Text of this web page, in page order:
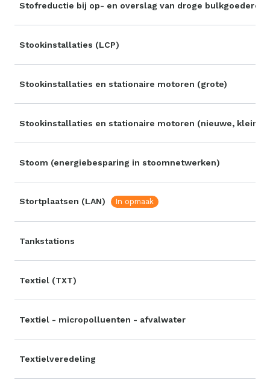
Stofreductie bij op- en overslag van droge bulkgoederen
Stookinstallaties (LCP)
Stookinstallaties en stationaire motoren (grote)
Stookinstallaties en stationaire motoren (nieuwe, kleine
Stoom (energiebesparing in stoomnetwerken)
Stortplaatsen (LAN) In opmaak
Tankstations
Textiel (TXT)
Textiel - micropolluenten - afvalwater
Textielveredeling